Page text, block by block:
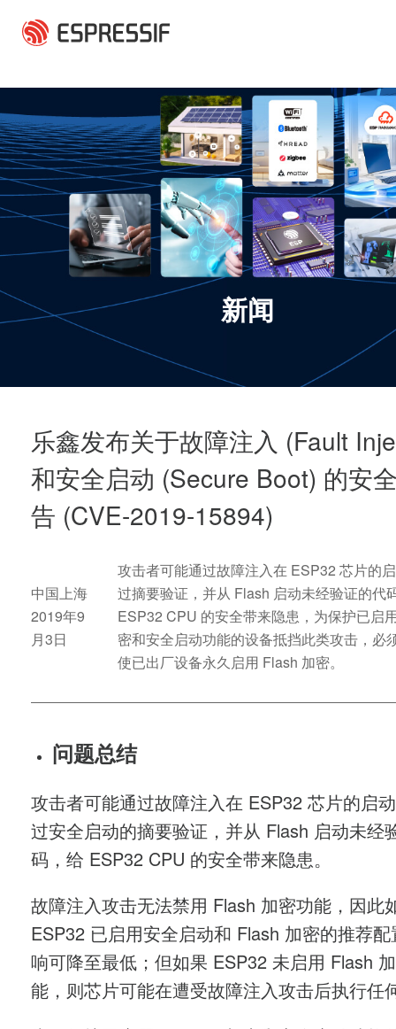
新闻
乐鑫发布关于故障注入 (Fault
和安全启动 (Secure Boot) 的安
告 (CVE-2019-15894)
中国上海
2019年9
月3日
攻击者可能通过故障注入在 ESP32 芯片的
过摘要验证，并从 Flash 启动未经验证的代
ESP32 CPU 的安全带来隐患，为保护已启
密和安全启动功能的设备抵挡此类攻击，必
使已出厂设备永久启用 Flash 加密。
问题总结
攻击者可能通过故障注入在 ESP32 芯片的启
过安全启动的摘要验证，并从 Flash 启动未经
码，给 ESP32 CPU 的安全带来隐患。
故障注入攻击无法禁用 Flash 加密功能，因此
ESP32 已启用安全启动和 Flash 加密的推荐配
响可降至最低；但如果 ESP32 未启用 Flash
能，则芯片可能在遭受故障注入攻击后执行任